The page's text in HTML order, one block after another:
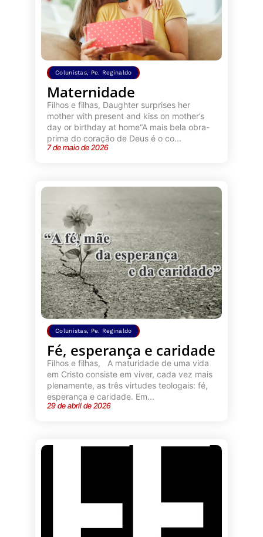
Colunistas, Pe. Reginaldo
Maternidade
Filhos e filhas, Daughter surprises her
mother with present and kiss on mother’s
day or birthday at home“A mais bela obra-
prima do coração de Deus é o co...
7 de maio de 2026
Colunistas, Pe. Reginaldo
Fé, esperança e caridade
Filhos e filhas, A maturidade de uma vida
em Cristo consiste em viver, cada vez mais
plenamente, as três virtudes teologais: fé,
esperança e caridade. Em...
29 de abril de 2026